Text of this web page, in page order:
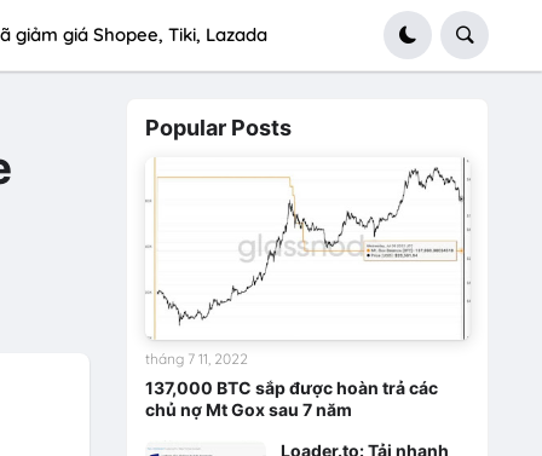
giảm giá Shopee, Tiki, Lazada
Popular Posts
137,000 BTC sắp được hoàn trả các
chủ nợ Mt Gox sau 7 năm
tháng 7 11, 2022
Loader.to: Tải nhanh